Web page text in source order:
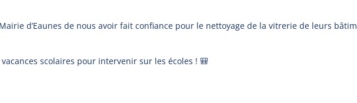
d’Eaunes de nous avoir fait confiance pour le nettoyage de la vitrerie de leurs
scolaires pour intervenir sur les écoles ! 🎒